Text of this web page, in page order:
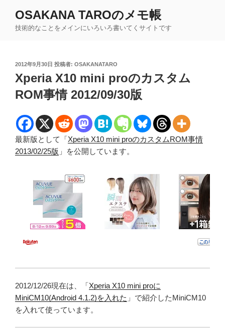
OSAKANA TAROのメモ帳
技術的なことをメインにいろいろ書いてくサイトです
投
稿
日:
2012年9月30日 投稿者: OSAKANATARO
Xperia X10 mini proのカスタム
ROM事情 2012/09/30版
最新版として「Xperia X10 mini proのカスタムROM事情
2013/02/25版 」を公開しています。
2012/12/26現在は、「Xperia X10 mini proに
MiniCM10(Android 4.1.2)を入れた 」で紹介したMiniCM10
を入れて使っています。